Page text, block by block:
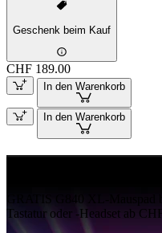
Geschenk beim Kauf
CHF 189.00
In den Warenkorb
In den Warenkorb
GRATIS G840 XL-Mauspad
Tastatur oder -Headset ab